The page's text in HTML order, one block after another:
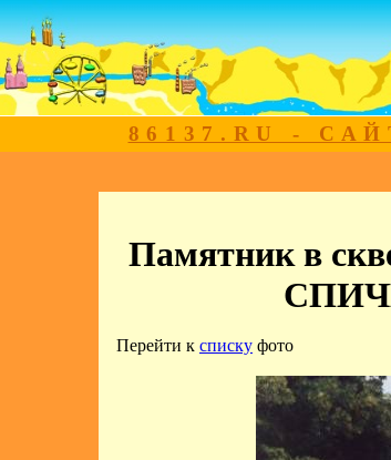
86137.RU -
Памятник в
Перейти к списку фото